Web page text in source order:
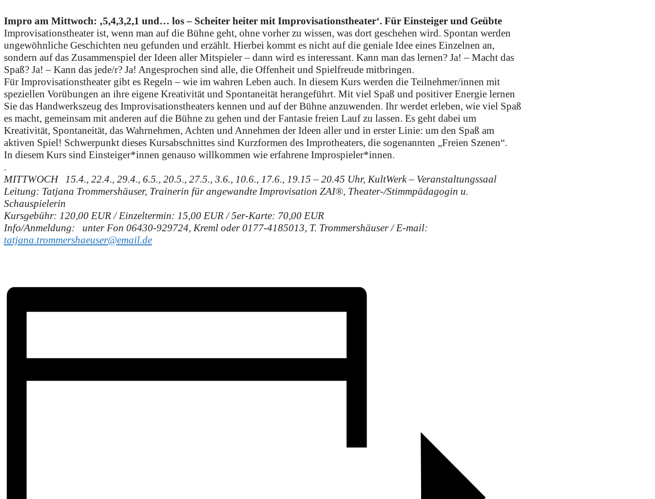
Impro am Mittwoch: ‚5,4,3,2,1 und… los – Scheiter heiter mit Improvisationstheater‘. Für Einsteiger und Geübte
Improvisationstheater ist, wenn man auf die Bühne geht, ohne vorher zu wissen, was dort geschehen wird. Spontan werden
ungewöhnliche Geschichten neu gefunden und erzählt. Hierbei kommt es nicht auf die geniale Idee eines Einzelnen an,
sondern auf das Zusammenspiel der Ideen aller Mitspieler – dann wird es interessant. Kann man das lernen? Ja! – Macht das
Spaß? Ja! – Kann das jede/r? Ja! Angesprochen sind alle, die Offenheit und Spielfreude mitbringen.
Für Improvisationstheater gibt es Regeln – wie im wahren Leben auch. In diesem Kurs werden die Teilnehmer/innen mit
speziellen Vorübungen an ihre eigene Kreativität und Spontaneität herangeführt. Mit viel Spaß und positiver Energie lernen
Sie das Handwerkszeug des Improvisationstheaters kennen und auf der Bühne anzuwenden. Ihr werdet erleben, wie viel Spaß
es macht, gemeinsam mit anderen auf die Bühne zu gehen und der Fantasie freien Lauf zu lassen. Es geht dabei um
Kreativität, Spontaneität, das Wahrnehmen, Achten und Annehmen der Ideen aller und in erster Linie: um den Spaß am
aktiven Spiel! Schwerpunkt dieses Kursabschnittes sind Kurzformen des Improtheaters, die sogenannten „Freien Szenen“.
In diesem Kurs sind Einsteiger*innen genauso willkommen wie erfahrene Improspieler*innen.
.
MITTWOCH 15.4., 22.4., 29.4., 6.5., 20.5., 27.5., 3.6., 10.6., 17.6., 19.15 – 20.45 Uhr, KultWerk – Veranstaltungssaal
Leitung: Tatjana Trommershäuser, Trainerin für angewandte Improvisation ZAI®, Theater-/Stimmpädagogin u.
Schauspielerin
Kursgebühr: 120,00 EUR / Einzeltermin: 15,00 EUR / 5er-Karte: 70,00 EUR
Info/Anmeldung: unter Fon 06430-929724, Kreml oder 0177-4185013, T. Trommershäuser / E-mail:
tatjana.trommershaeuser@email.de